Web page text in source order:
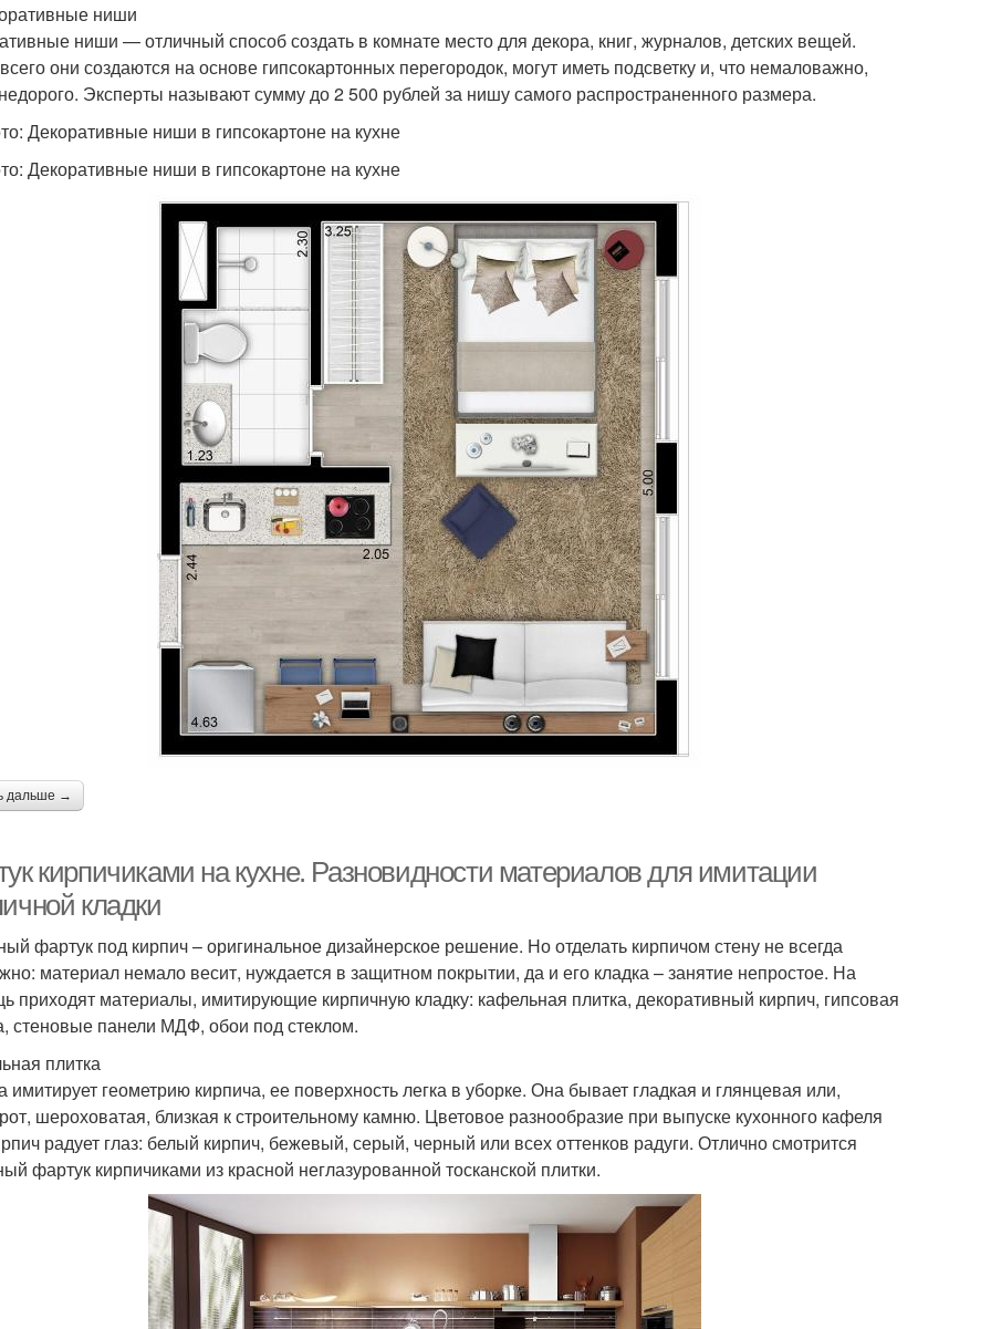
ниши
ниши — отличный способ создать в комнате место для декора, книг, журналов, детских вещей.
они создаются на основе гипсокартонных перегородок, могут иметь подсветку и, что немаловажно,
Эксперты называют сумму до 2 500 рублей за нишу самого распространенного размера.
Декоративные ниши в гипсокартоне на кухне
Декоративные ниши в гипсокартоне на кухне
дальше →
кирпичиками на кухне. Разновидности материалов для имитации
кладки
фартук под кирпич – оригинальное дизайнерское решение. Но отделать кирпичом стену не всегда
материал немало весит, нуждается в защитном покрытии, да и его кладка – занятие непростое. На
приходят материалы, имитирующие кирпичную кладку: кафельная плитка, декоративный кирпич, гипсовая
стеновые панели МДФ, обои под стеклом.
плитка
имитирует геометрию кирпича, ее поверхность легка в уборке. Она бывает гладкая и глянцевая или,
шероховатая, близкая к строительному камню. Цветовое разнообразие при выпуске кухонного кафеля
радует глаз: белый кирпич, бежевый, серый, черный или всех оттенков радуги. Отлично смотрится
фартук кирпичиками из красной неглазурованной тосканской плитки.